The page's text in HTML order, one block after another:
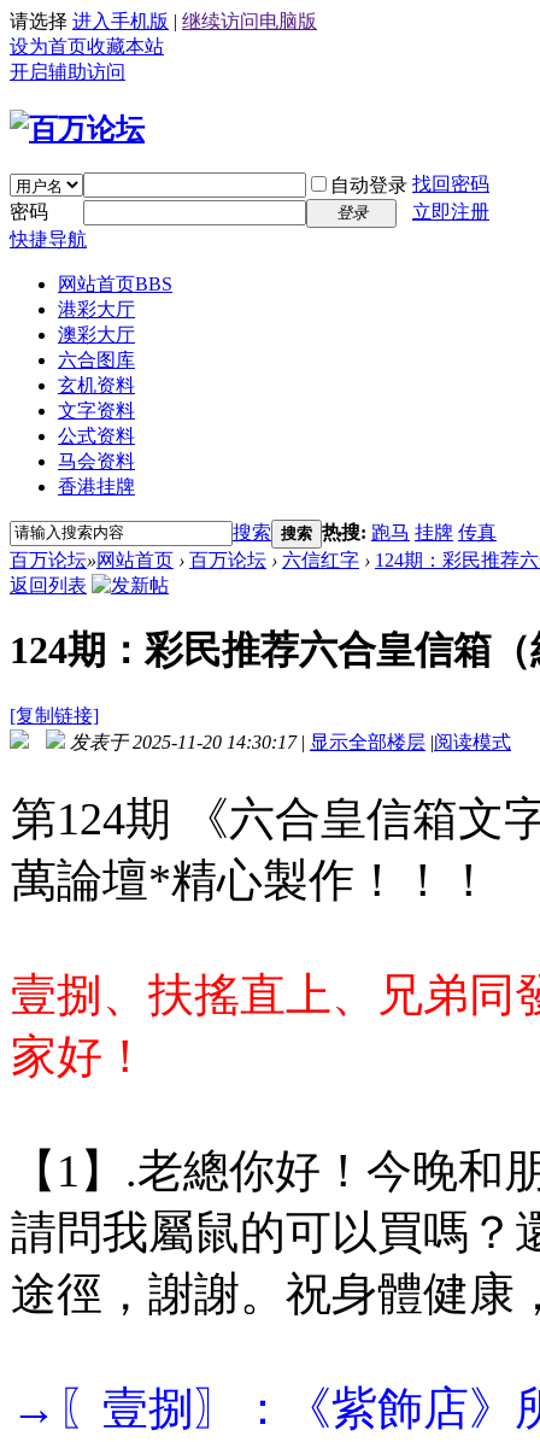
请选择 进入手机版 | 继续访问电脑版
设为首页收藏本站
开启辅助访问
自动登录 找回密码
密码
登录
立即注册
快捷导航
网站首页BBS
港彩大厅
澳彩大厅
六合图库
玄机资料
文字资料
公式资料
马会资料
香港挂牌
搜索 搜索 热搜: 跑马 挂牌 传真
百万论坛»网站首页 › 百万论坛 › 六信红字 › 124期：彩民推荐
返回列表
124期：彩民推荐六合皇信箱
[复制链接]
发表于 2025-11-20 14:30:17 | 显示全部楼层 |阅读模式
第124期 《六合皇信箱文
萬論壇*精心製作！！！
壹捌、扶搖直上、兄弟同
家好！
【1】.老總你好！今晚
請問我屬鼠的可以買嗎？
途徑，謝謝。祝身體健
→〖壹捌〗：《紫飾店》